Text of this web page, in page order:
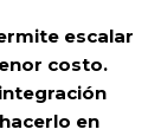
escalar
costo.
en